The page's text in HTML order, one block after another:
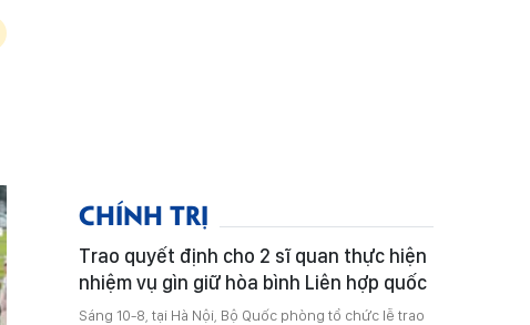
CHÍNH TRỊ
Trao quyết định cho 2 sĩ quan thực hiện
nhiệm vụ gìn giữ hòa bình Liên hợp quốc
Sáng 10-8, tại Hà Nội, Bộ Quốc phòng tổ chức lễ trao